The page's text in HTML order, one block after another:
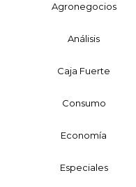
Agronegocios
Análisis
Caja Fuerte
Consumo
Economía
Especiales